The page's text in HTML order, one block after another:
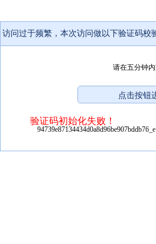
访问过于频繁，本次访问做以下验证码校
请在五分钟
验证码初始化失败！